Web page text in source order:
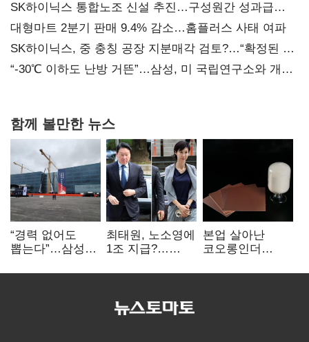
SK하이닉스 통합노조 신설 추진…구성원간 성과급
불만 확산
대형마트 2분기 판매 9.4% 감소…홈플러스 사태 여파
SK하이닉스, 중 충칭 공장 지분매각 검토?…“확정된 바
없어”
“-30℃ 이하도 난방 거뜬”…삼성, 미 국립연구소와 개발
함께 볼만한 뉴스
“경력 없어도
뽑는다”…삼성
반도체 인재
최태원, 노소영에
1조 지급?…
본업 살아난
코오롱인더
배터리 소재로